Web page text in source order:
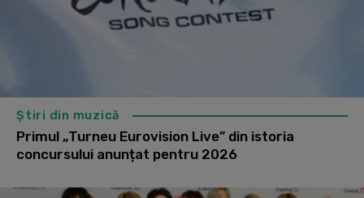
Știri din muzică
Primul „Turneu Eurovision Live” din istoria
concursului anunțat pentru 2026